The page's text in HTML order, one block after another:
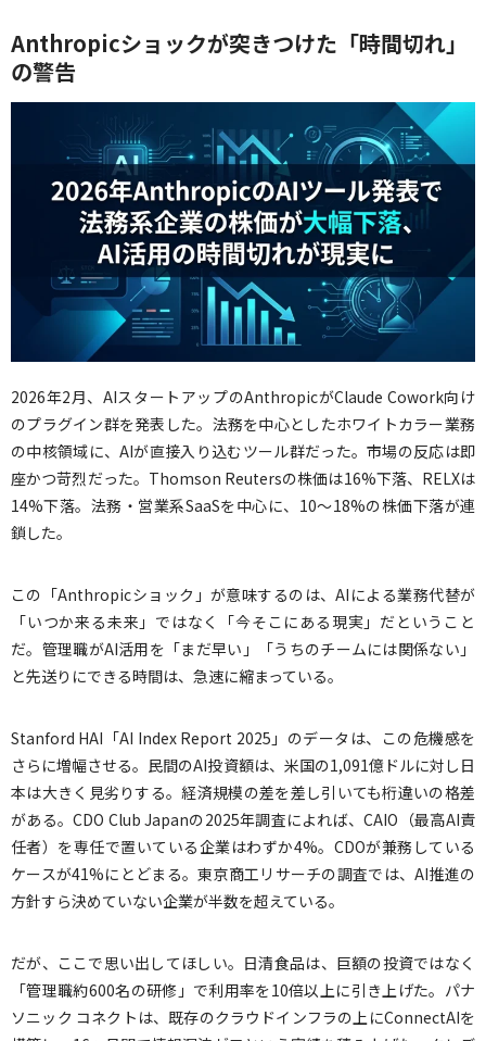
Anthropicショックが突きつけた「時間切れ」
の警告
2026年2月、AIスタートアップのAnthropicがClaude Cowork向け
のプラグイン群を発表した。法務を中心としたホワイトカラー業務
の中核領域に、AIが直接入り込むツール群だった。市場の反応は即
座かつ苛烈だった。Thomson Reutersの株価は16%下落、RELXは
14%下落。法務・営業系SaaSを中心に、10〜18%の株価下落が連
鎖した。
この「Anthropicショック」が意味するのは、AIによる業務代替が
「いつか来る未来」ではなく「今そこにある現実」だということ
だ。管理職がAI活用を「まだ早い」「うちのチームには関係ない」
と先送りにできる時間は、急速に縮まっている。
Stanford HAI「AI Index Report 2025」のデータは、この危機感を
さらに増幅させる。民間のAI投資額は、米国の1,091億ドルに対し日
本は大きく見劣りする。経済規模の差を差し引いても桁違いの格差
がある。CDO Club Japanの2025年調査によれば、CAIO（最高AI責
任者）を専任で置いている企業はわずか4%。CDOが兼務している
ケースが41%にとどまる。東京商工リサーチの調査では、AI推進の
方針すら決めていない企業が半数を超えている。
だが、ここで思い出してほしい。日清食品は、巨額の投資ではなく
「管理職約600名の研修」で利用率を10倍以上に引き上げた。パナ
ソニック コネクトは、既存のクラウドインフラの上にConnectAIを